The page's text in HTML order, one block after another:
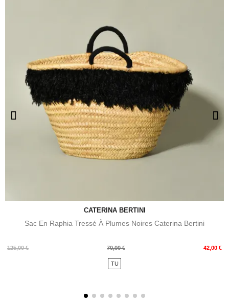
CATERINA BERTINI
Sac En Raphia Tressé À Plumes Noires Caterina Bertini
125,00 €
Prix
70,00 € 42,00 €
Prix
TU